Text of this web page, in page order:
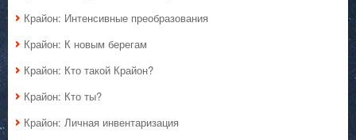
Крайон: Интенсивные преобразования
Крайон: К новым берегам
Крайон: Кто такой Крайон?
Крайон: Кто ты?
Крайон: Личная инвентаризация